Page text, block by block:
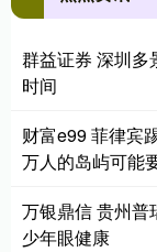
群益证券 深圳多
时间
财富e99 菲律宾
万人的岛屿可能
万银鼎信 贵州普
少年眼健康